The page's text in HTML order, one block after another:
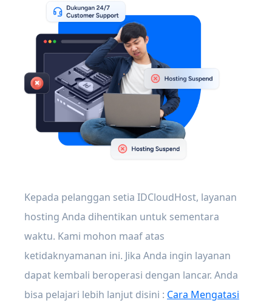
Kepada pelanggan setia IDCloudHost, layanan
hosting Anda dihentikan untuk sementara
waktu. Kami mohon maaf atas
ketidaknyamanan ini. Jika Anda ingin layanan
dapat kembali beroperasi dengan lancar. Anda
bisa pelajari lebih lanjut disini : Cara Mengatasi